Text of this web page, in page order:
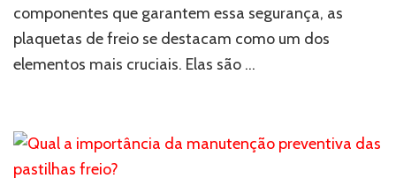
adquirir?
componentes que garantem essa segurança, as
plaquetas de freio se destacam como um dos
elementos mais cruciais. Elas são …